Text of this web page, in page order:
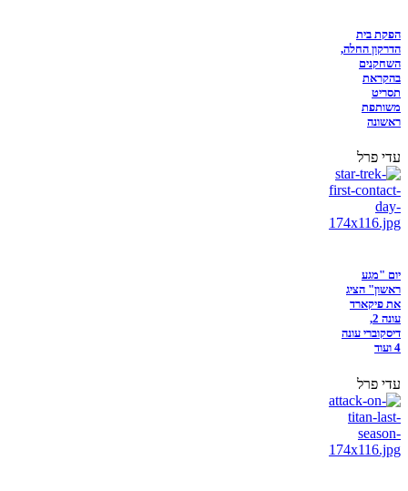
הפקת בית
הדרקון החלה,
השחקנים
בהקראת
תסריט
משותפת
ראשונה
עדי פרל
יום "מגע
ראשון" הציג
את פיקארד
עונה 2,
דיסקוברי עונה
4 ועוד
עדי פרל